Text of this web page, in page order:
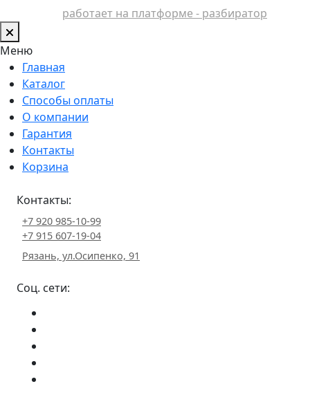
работает на платформе - разбиратор
Меню
Главная
Каталог
Способы оплаты
О компании
Гарантия
Контакты
Корзина
Контакты:
+7 920 985-10-99
+7 915 607-19-04
Рязань, ул.Осипенко, 91
Соц. сети: